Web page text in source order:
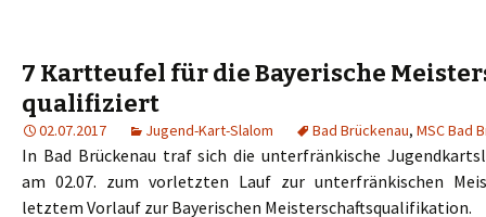
7 Kartteufel für die Bayerische
qualifiziert
02.07.2017 Jugend-Kart-Slalom Bad Brückenau, MSC Bad
In Bad Brückenau traf sich die unterfränkische
am 02.07. zum vorletzten Lauf zur unterfränkischen
letztem Vorlauf zur Bayerischen Meisterschaftsqualifikation.